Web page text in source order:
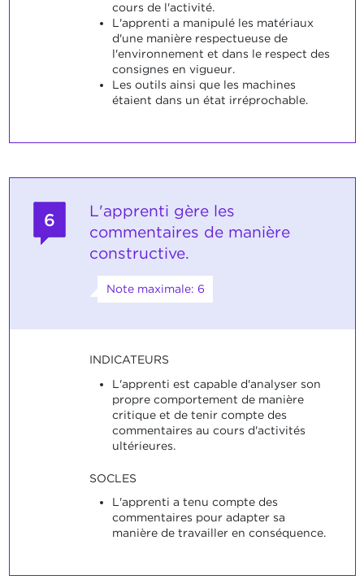
cours de l'activité.
L'apprenti a manipulé les matériaux
d'une manière respectueuse de
l'environnement et dans le respect des
consignes en vigueur.
Les outils ainsi que les machines
étaient dans un état irréprochable.
6
L'apprenti gère les
commentaires de manière
constructive.
Note maximale: 6
INDICATEURS
L'apprenti est capable d'analyser son
propre comportement de manière
critique et de tenir compte des
commentaires au cours d'activités
ultérieures.
SOCLES
L'apprenti a tenu compte des
commentaires pour adapter sa
manière de travailler en conséquence.